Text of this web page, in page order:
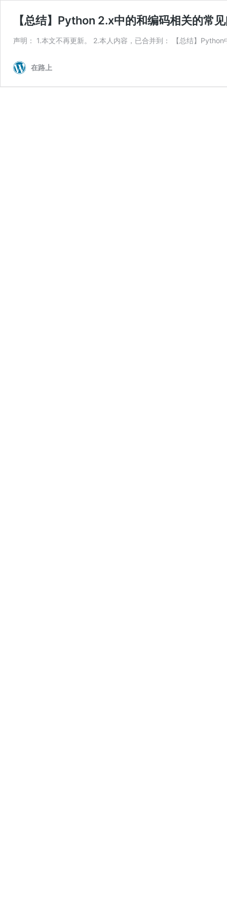
【总结】Python 2.x中的和编码相关的常
声明： 1.本文不再更新。 2.本人内容，已合并到： 【总结】
在路上